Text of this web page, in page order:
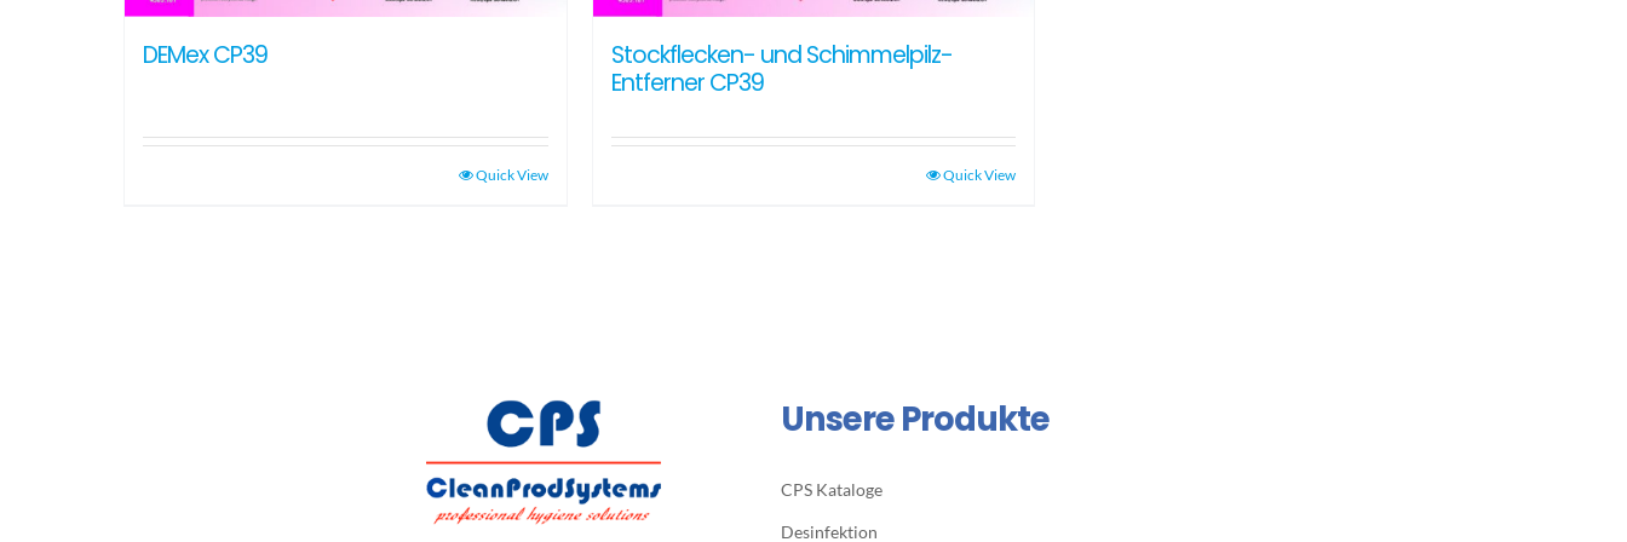
DEMex CP39
Quick View
Stockflecken- und Schimmelpilz-
Entferner CP39
Quick View
Unsere Produkte
CPS Kataloge
Desinfektion